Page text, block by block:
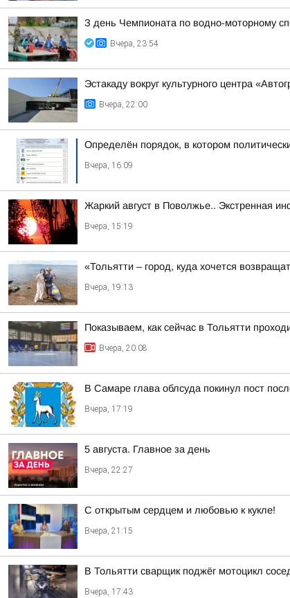
З день Чемпионата по водно-моторному
Вчера, 23:54
Эстакаду вокруг культурного центра
Вчера, 22:00
Определён порядок, в котором
Вчера, 16:09
Жаркий август в Поволжье.. Экстренная
Вчера, 15:19
«Тольятти – город, куда хочется
Вчера, 19:13
Показываем, как сейчас в Тольятти
Вчера, 20:08
В Самаре глава облсуда покинул пост
Вчера, 17:19
5 августа. Главное за день
Вчера, 22:27
С открытым сердцем и любовью к кукле!
Вчера, 21:15
В Тольятти сварщик поджёг мотоцикл
Вчера, 17:43